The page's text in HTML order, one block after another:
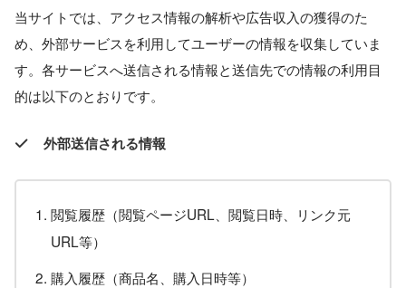
当サイトでは、アクセス情報の解析や広告収入の獲得のた
め、外部サービスを利用してユーザーの情報を収集していま
す。各サービスへ送信される情報と送信先での情報の利用目
的は以下のとおりです。
外部送信される情報
閲覧履歴（閲覧ページURL、閲覧日時、リンク元
URL等）
購入履歴（商品名、購入日時等）